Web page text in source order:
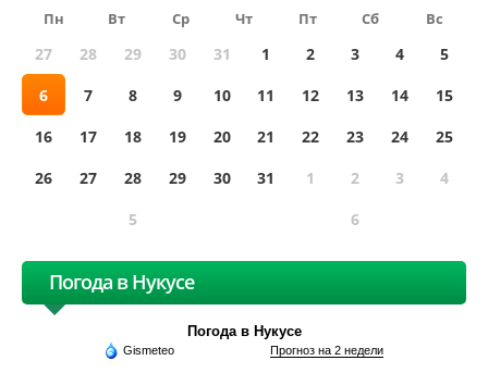
Пн Вт Ср Чт Пт Сб Вс
27 28 29 30 31 1 2 3 4
5
6
7 8 9 10 11 12 13 14
15
16
17 18 19 20 21 22 23 24
25
26
27 28 29 30 31 1 2 3
4
5
6
Погода в Нукусе
Погода в Нукусе
Gismeteo Прогноз на 2 недели